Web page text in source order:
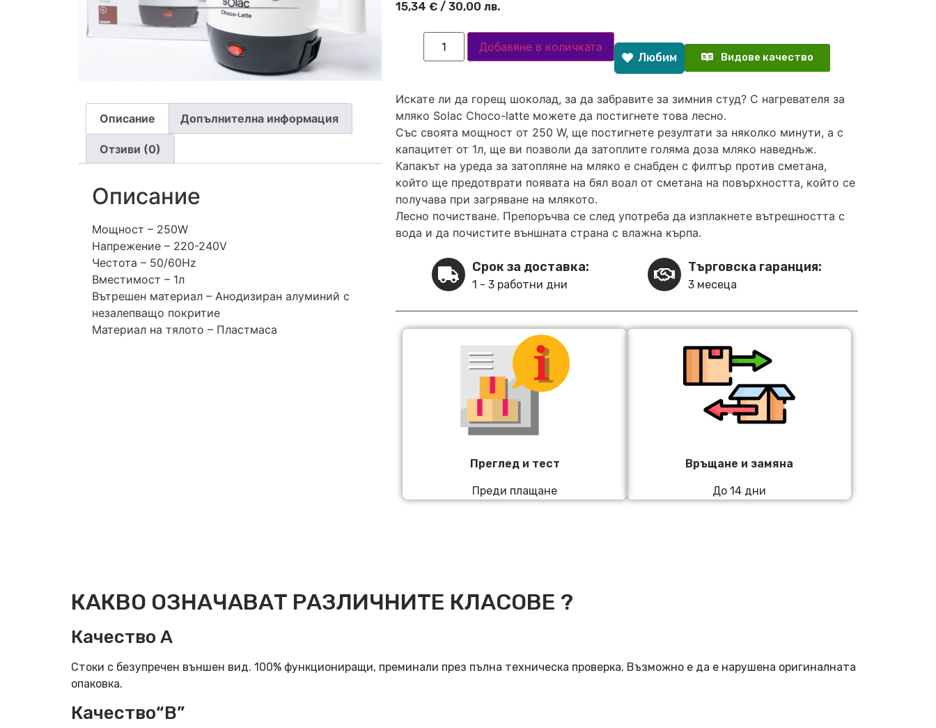
Описание Допълнителна информация
Отзиви (0)
Описание
Мощност – 250W
Напрежение – 220-240V
Честота – 50/60Hz
Вместимост – 1л
Вътрешен материал – Анодизиран алуминий с
незалепващо покритие
Материал на тялото – Пластмаса
15,34 € / 30,00 лв.
Добавяне в количката
Любим Видове качество
Искате ли да горещ шоколад, за да забравите за зимния студ? С нагревателя за
мляко Solac Choco-latte можете да постигнете това лесно.
Със своята мощност от 250 W, ще постигнете резултати за няколко минути, а с
капацитет от 1л, ще ви позволи да затоплите голяма доза мляко наведнъж.
Капакът на уреда за затопляне на мляко е снабден с филтър против сметана,
който ще предотврати появата на бял воал от сметана на повърхността, който се
получава при загряване на млякото.
Лесно почистване. Препоръчва се след употреба да изплакнете вътрешността с
вода и да почистите външната страна с влажна кърпа.
Срок за доставка:
1 - 3 работни дни
Търговска гаранция:
3 месеца
Преглед и тест
Преди плащане
Връщане и замяна
До 14 дни
КАКВО ОЗНАЧАВАТ РАЗЛИЧНИТЕ КЛАСОВЕ ?
Качество А
Стоки с безупречен външен вид. 100% функциониращи, преминали през пълна техническа проверка. Възможно е да е нарушена оригиналната
опаковка.
Качество“B”